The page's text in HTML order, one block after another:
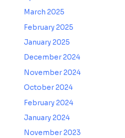
March 2025
February 2025
January 2025
December 2024
November 2024
October 2024
February 2024
January 2024
November 2023